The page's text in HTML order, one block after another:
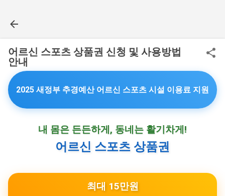
어르신 스포츠 상품권 신청 및 사용방법
안내
🏃‍♂️
🚴‍♀️
🏋️‍♂️
🤸‍♀️
2025 새정부 추경예산 어르신 스포츠 시설 이용료 지원
내 몸은 든든하게, 동네는 활기차게!
어르신 스포츠 상품권
최대 15만원